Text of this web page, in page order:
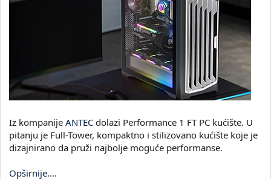
Iz kompanije ANTEC dolazi Performance 1 FT PC kućište. U
pitanju je Full-Tower, kompaktno i stilizovano kućište koje je
dizajnirano da pruži najbolje moguće performanse.
Opširnije....